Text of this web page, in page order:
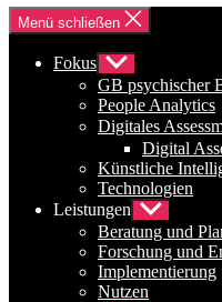
Menü schließen
Fokus Untermenü
anzeigen
GB psychischer
People Analytics
Digitales
Digital
Künstliche
Technologien
Leistungen Untermenü
anzeigen
Beratung und
Forschung und
Implementierung
Nutzen